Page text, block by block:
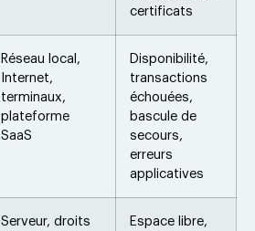
certificats
Réseau local,
Internet,
terminaux,
plateforme
SaaS
Disponibilité,
transactions
échouées,
bascule de
secours,
erreurs
applicatives
Serveur, droits
Espace libre,